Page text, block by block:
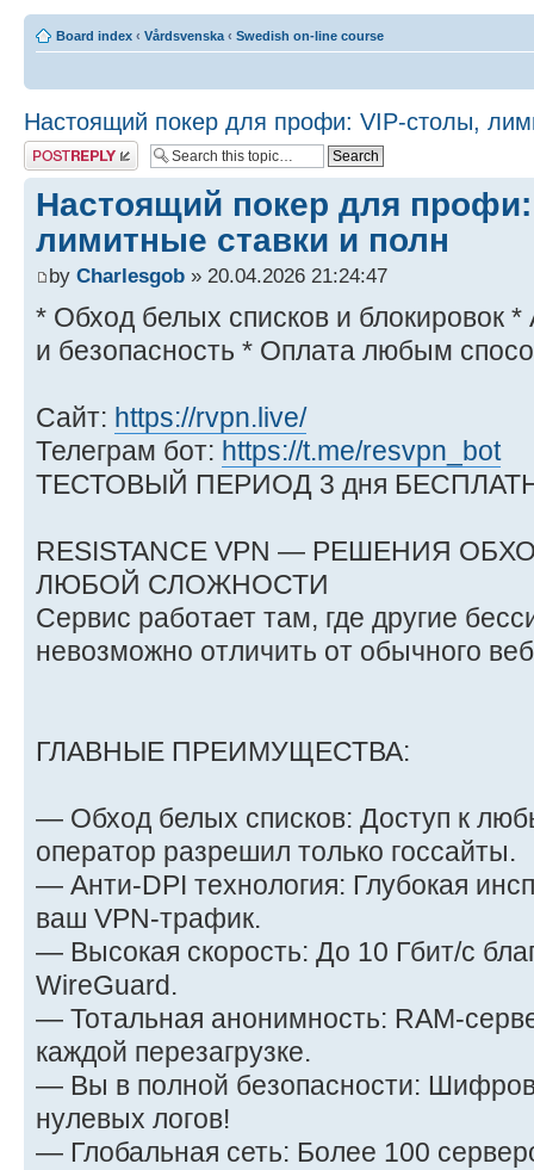
Board index ‹ Vårdsvenska ‹ Swedish on-line course
Настоящий покер для профи: VIP-столы,
Post a reply
Настоящий покер для
лимитные ставки и полн
by Charlesgob » 20.04.2026 21:24:47
* Обход белых списков и блокировок
и безопасность * Оплата любым
Сайт: https://rvpn.live/
Телеграм бот: https://t.me/resvpn_bot
ТЕСТОВЫЙ ПЕРИОД 3 дня
RESISTANCE VPN — РЕШЕНИЯ
ЛЮБОЙ СЛОЖНОСТИ
Сервис работает там, где другие
невозможно отличить от обычного
ГЛАВНЫЕ ПРЕИМУЩЕСТВА:
— Обход белых списков: Доступ к
оператор разрешил только госсайты.
— Анти-DPI технология: Глубокая
ваш VPN-трафик.
— Высокая скорость: До 10 Гбит/с
WireGuard.
— Тотальная анонимность: RAM-
каждой перезагрузке.
— Вы в полной безопасности:
нулевых логов!
— Глобальная сеть: Более 100